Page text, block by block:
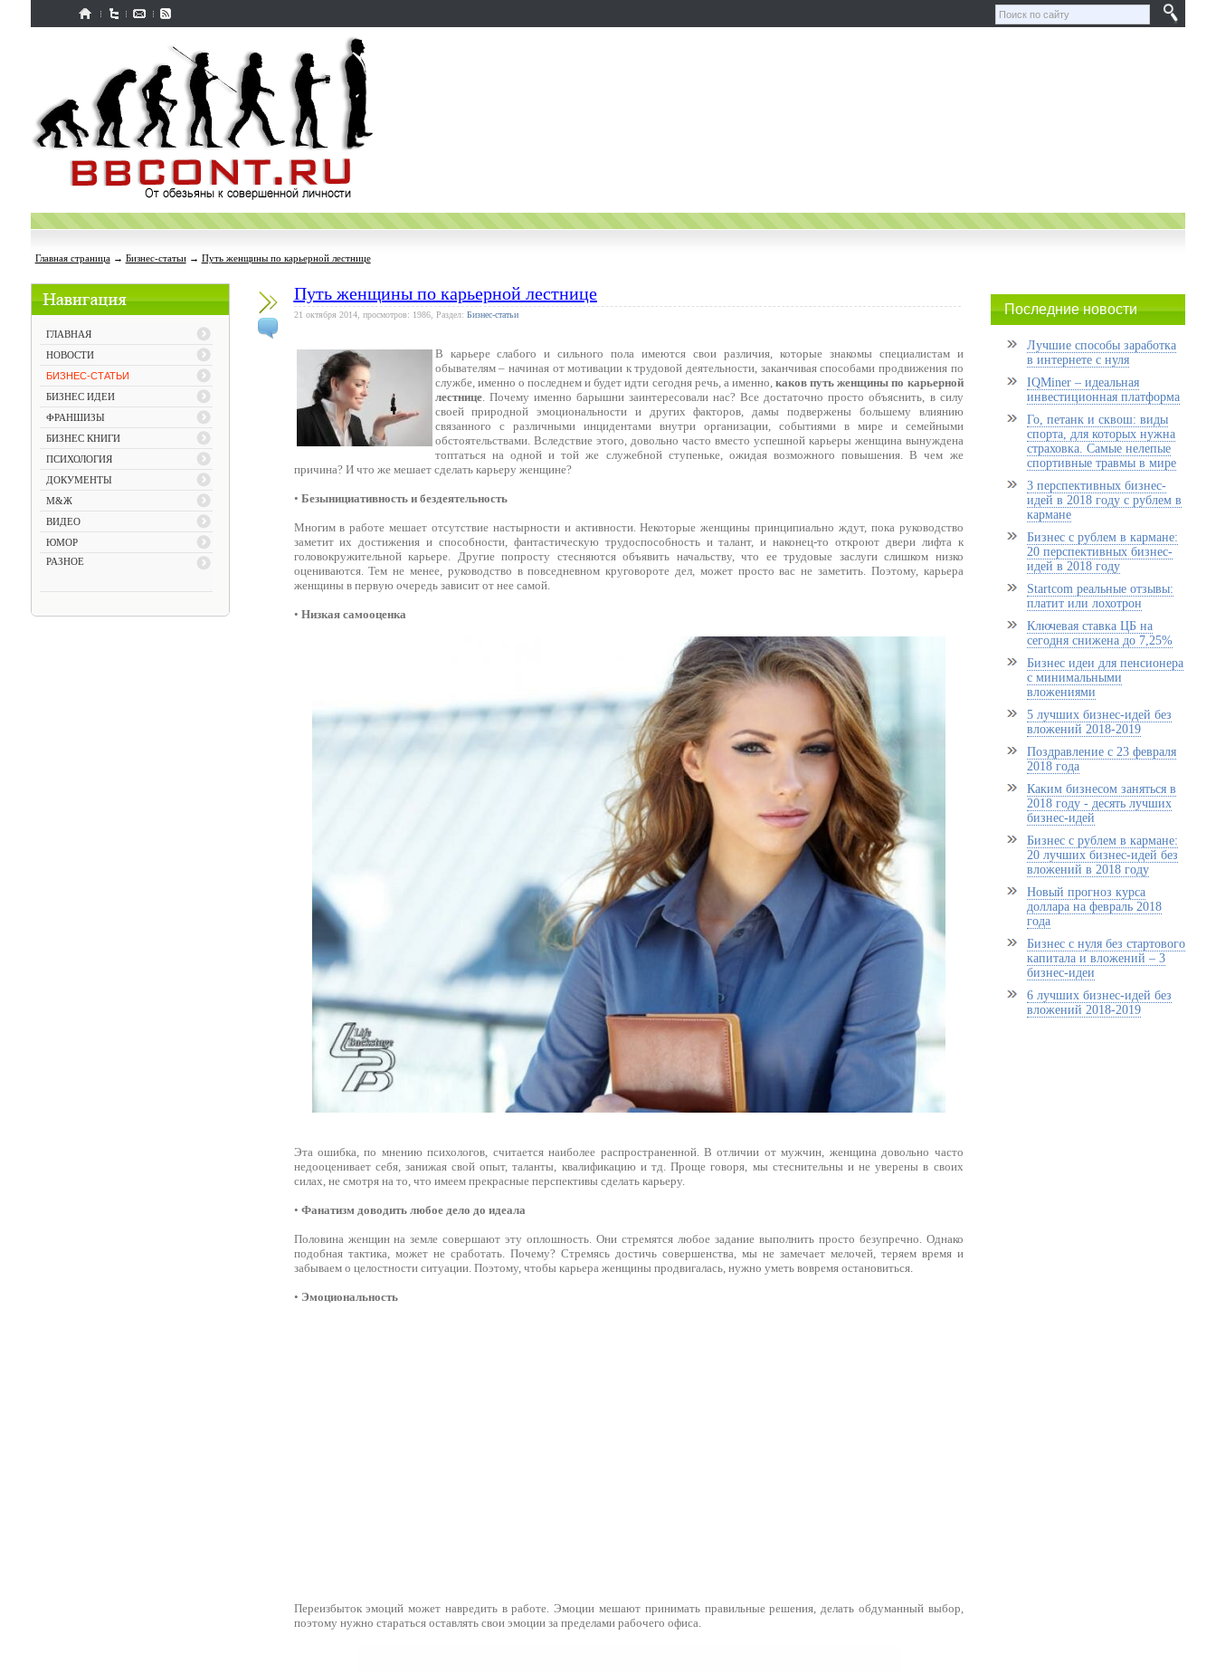
Главная страница→ Бизнес-статьи→ Путь женщины по карьерной лестнице
ГЛАВНАЯ
НОВОСТИ
БИЗНЕС-СТАТЬИ
БИЗНЕС ИДЕИ
ФРАНШИЗЫ
БИЗНЕС КНИГИ
ПСИХОЛОГИЯ
ДОКУМЕНТЫ
М&Ж
ВИДЕО
ЮМОР
РАЗНОЕ
Путь женщины по карьерной лестнице
21 октября 2014, просмотров: 1986, Раздел: Бизнес-статьи
В карьере слабого и сильного пола имеются свои различия, которые знакомы специалистам и
обывателям – начиная от мотивации к трудовой деятельности, заканчивая способами продвижения по
службе, именно о последнем и будет идти сегодня речь, а именно,каков путь женщины по карьерной
лестнице. Почему именно барышни заинтересовали нас? Все достаточно просто объяснить, в силу
своей природной эмоциональности и других факторов, дамы подвержены большему влиянию
связанного с различными инцидентами внутри организации, событиями в мире и семейными
обстоятельствами. Вследствие этого, довольно часто вместо успешной карьеры женщина вынуждена
топтаться на одной и той же служебной ступеньке, ожидая возможного повышения. В чем же
причина? И что же мешает сделать карьеру женщине?
• Безынициативность и бездеятельность
Многим в работе мешает отсутствие настырности и активности. Некоторые женщины принципиально ждут, пока руководство
заметит их достижения и способности, фантастическую трудоспособность и талант, и наконец-то откроют двери лифта к
головокружительной карьере. Другие попросту стесняются объявить начальству, что ее трудовые заслуги слишком низко
оцениваются. Тем не менее, руководство в повседневном круговороте дел, может просто вас не заметить. Поэтому, карьера
женщины в первую очередь зависит от нее самой.
• Низкая самооценка
Эта ошибка, по мнению психологов, считается наиболее распространенной. В отличии от мужчин, женщина довольно часто
недооценивает себя, занижая свой опыт, таланты, квалификацию и тд. Проще говоря, мы стеснительны и не уверены в своих
силах, не смотря на то, что имеем прекрасные перспективы сделать карьеру.
• Фанатизм доводить любое дело до идеала
Половина женщин на земле совершают эту оплошность. Они стремятся любое задание выполнить просто безупречно. Однако
подобная тактика, может не сработать. Почему? Стремясь достичь совершенства, мы не замечает мелочей, теряем время и
забываем о целостности ситуации. Поэтому, чтобы карьера женщины продвигалась, нужно уметь вовремя остановиться.
• Эмоциональность
Переизбыток эмоций может навредить в работе. Эмоции мешают принимать правильные решения, делать обдуманный выбор,
поэтому нужно стараться оставлять свои эмоции за пределами рабочего офиса.
Последние новости
Лучшие способы заработка
в интернете с нуля
IQMiner – идеальная
инвестиционная платформа
Го, петанк и сквош: виды
спорта, для которых нужна
страховка. Самые нелепые
спортивные травмы в мире
3 перспективных бизнес-
идей в 2018 году с рублем в
кармане
Бизнес с рублем в кармане:
20 перспективных бизнес-
идей в 2018 году
Startcom реальные отзывы:
платит или лохотрон
Ключевая ставка ЦБ на
сегодня снижена до 7,25%
Бизнес идеи для пенсионера
с минимальными
вложениями
5 лучших бизнес-идей без
вложений 2018-2019
Поздравление с 23 февраля
2018 года
Каким бизнесом заняться в
2018 году - десять лучших
бизнес-идей
Бизнес с рублем в кармане:
20 лучших бизнес-идей без
вложений в 2018 году
Новый прогноз курса
доллара на февраль 2018
года
Бизнес с нуля без стартового
капитала и вложений – 3
бизнес-идеи
6 лучших бизнес-идей без
вложений 2018-2019